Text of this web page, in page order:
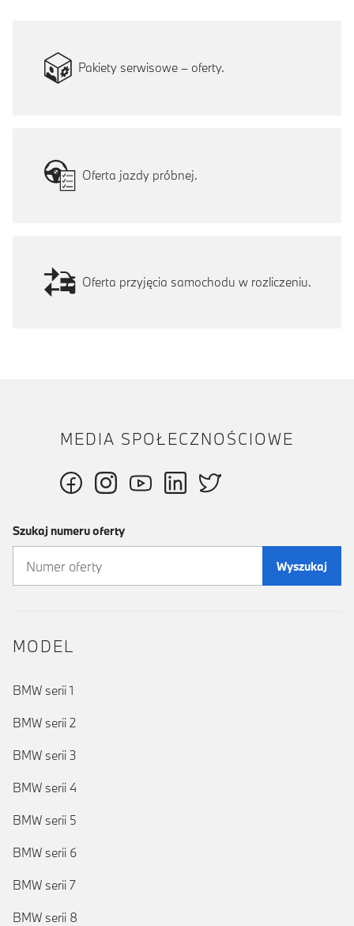
Pakiety serwisowe – oferty.
Oferta jazdy próbnej.
Oferta przyjęcia samochodu w rozliczeniu.
MEDIA SPOŁECZNOŚCIOWE
Szukaj numeru oferty
Wyszukaj
MODEL
BMW serii 1
BMW serii 2
BMW serii 3
BMW serii 4
BMW serii 5
BMW serii 6
BMW serii 7
BMW serii 8